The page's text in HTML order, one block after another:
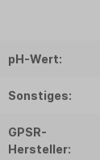
pH-Wert:
Sonstiges:
GPSR-
Hersteller: